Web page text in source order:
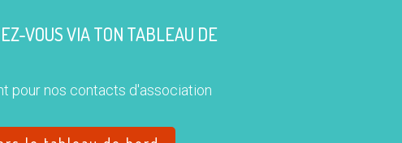
VOUS VIA TON TABLEAU DE
pour nos contacts d'association